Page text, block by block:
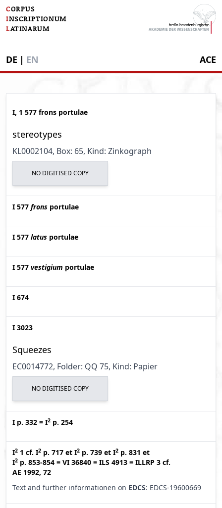
CORPUS
INSCRIPTIONUM
LATINARUM
DE | EN ACE
I, 1 577 frons portulae
stereotypes
KL0002104, Box: 65, Kind: Zinkograph
NO DIGITISED COPY
I 577 frons portulae
I 577 latus portulae
I 577 vestigium portulae
I 674
I 3023
Squeezes
EC0014772, Folder: QQ 75, Kind: Papier
NO DIGITISED COPY
I p. 332 = I2 p. 254
I2 1 cf. I2 p. 717 et I2 p. 739 et I2 p. 831 et
I2 p. 853-854 = VI 36840 = ILS 4913 = ILLRP 3 cf.
AE 1992, 72
Text and further informationen on EDCS: EDCS-19600669